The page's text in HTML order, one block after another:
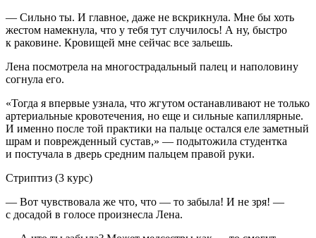
— Сильно ты. И главное, даже не вскрикнула. Мне бы хоть
жестом намекнула, что у тебя тут случилось! А ну, быстро
к раковине. Кровищей мне сейчас все зальешь.
Лена посмотрела на многострадальный палец и наполовину
согнула его.
«Тогда я впервые узнала, что жгутом останавливают не только
артериальные кровотечения, но еще и сильные капиллярные.
И именно после той практики на пальце остался еле заметный
шрам и поврежденный сустав,» — подытожила студентка
и постучала в дверь средним пальцем правой руки.
Стриптиз (3 курс)
— Вот чувствовала же что, что — то забыла! И не зря! —
с досадой в голосе произнесла Лена.